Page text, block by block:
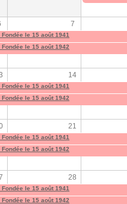
7
le 15 août 1941
le 15 août 1942
14
le 15 août 1941
le 15 août 1942
21
le 15 août 1941
le 15 août 1942
28
le 15 août 1941
le 15 août 1942